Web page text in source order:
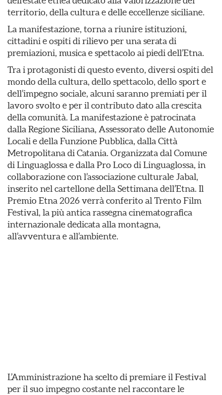
territorio, della cultura e delle eccellenze siciliane.
La manifestazione, torna a riunire istituzioni,
cittadini e ospiti di rilievo per una serata di
premiazioni, musica e spettacolo ai piedi dell’Etna.
Tra i protagonisti di questo evento, diversi ospiti del
mondo della cultura, dello spettacolo, dello sport e
dell’impegno sociale, alcuni saranno premiati per il
lavoro svolto e per il contributo dato alla crescita
della comunità. La manifestazione è patrocinata
dalla Regione Siciliana, Assessorato delle Autonomie
Locali e della Funzione Pubblica, dalla Città
Metropolitana di Catania. Organizzata dal Comune
di Linguaglossa e dalla Pro Loco di Linguaglossa, in
collaborazione con l’associazione culturale Jabal,
inserito nel cartellone della Settimana dell’Etna. Il
Premio Etna 2026 verrà conferito al Trento Film
Festival, la più antica rassegna cinematografica
internazionale dedicata alla montagna,
all’avventura e all’ambiente.
L’Amministrazione ha scelto di premiare il Festival
per il suo impegno costante nel raccontare le